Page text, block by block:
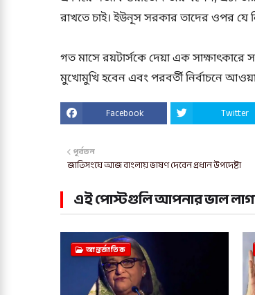
রাখতে চাই। ইউনূস সরকার তাদের ওপর যে
গত মাসে রয়টার্সকে দেয়া এক
মুখোমুখি হবেন এবং পরবর্তী নির্বাচনে
Facebook Twitter
পূর্বতন
জাতিসংঘে আজ বাংলায় ভাষণ দেবেন প্রধান উপদেষ্টা
এই পোস্টগুলি আপনার ভাল
আন্তর্জাতিক